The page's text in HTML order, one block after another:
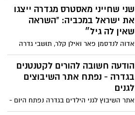
המקומית קוראת לרוכב להסגיר את עצמו
ומבקשת מכל מי שמחזיק במידע לפנות
למשטרה או למוקד 106
שני שחייני מאסטרס מגדרה ייצגו
את ישראל במכביה: “השראה
שאין לה גיל״
אדוה לנדסמן פאר ואילן קלר, תושבי גדרה
וחברי אגודת מאסטרס רחובות, יתחרו השבוע
באליפות השחייה הארצית למאסטרס
במסגרת המכביה ה־22. השניים ישתתפו
במספר משחים אישיים ושליחים וייצגו את
הודעה חשובה להורים לקטנטנים
בגדרה - נפתח אתר השיבוצים
לגנים
אתר השיבוץ לגני הילדים בגדרה נפתח היום -
אלו ההנחיות החשובות להורים